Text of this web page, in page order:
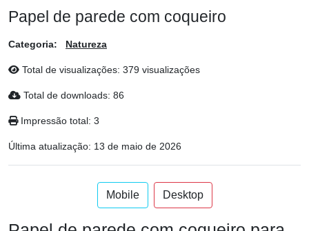
Papel de parede com coqueiro
Categoria: Natureza
Total de visualizações: 379 visualizações
Total de downloads: 86
Impressão total: 3
Última atualização: 13 de maio de 2026
Mobile Desktop